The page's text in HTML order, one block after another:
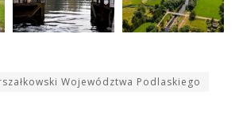
Województwa Podlaskiego